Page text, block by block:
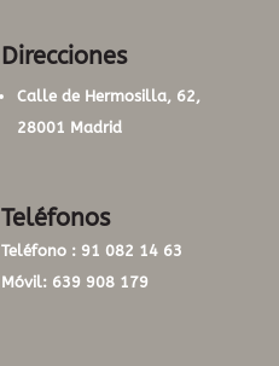
Direcciones
Calle de Hermosilla, 62,
28001 Madrid
Teléfonos
Teléfono : 91 082 14 63
Móvil: 639 908 179